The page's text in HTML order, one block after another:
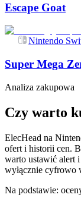
Escape Goat
Nintendo
Super Mega
Analiza zakupowa
Czy warto
ElecHead na
ofert i historii cen.
warto ustawić alert
wyłącznie cyfrowo
Na podstawie: